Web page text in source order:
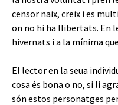
censor naix, creix i es
on no hi ha llibertats. En
hivernats i a la mínima
El lector en la seua
cosa és bona o no, si li
són estos personatges